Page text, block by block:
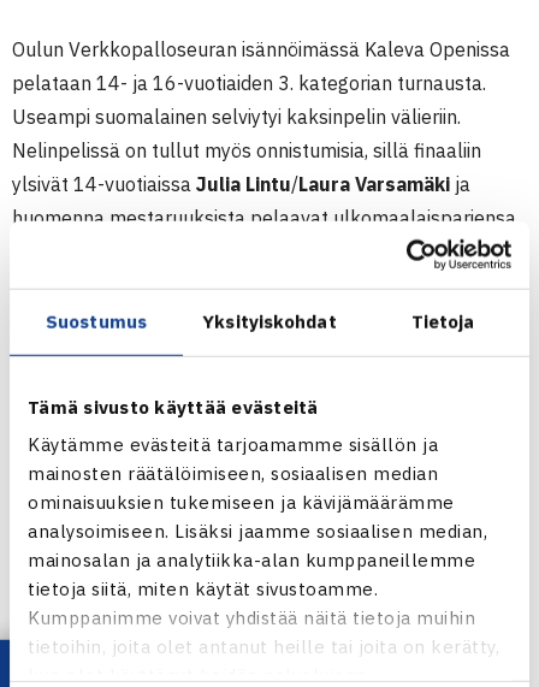
Suostumus Yksityiskohdat Tietoja
Tämä sivusto käyttää evästeitä
Käytämme evästeitä tarjoamamme sisällön ja
mainosten räätälöimiseen, sosiaalisen median
ominaisuuksien tukemiseen ja kävijämäärämme
analysoimiseen. Lisäksi jaamme sosiaalisen median,
mainosalan ja analytiikka-alan kumppaneillemme
tietoja siitä, miten käytät sivustoamme.
Kumppanimme voivat yhdistää näitä tietoja muihin
tietoihin, joita olet antanut heille tai joita on kerätty,
Oulun Verkkopalloseuran isännöimässä Kaleva Openissa
pelataan 14- ja 16-vuotiaiden 3. kategorian turnausta.
Useampi suomalainen selviytyi kaksinpelin välieriin.
Nelinpelissä on tullut myös onnistumisia, sillä finaaliin
ylsivät 14-vuotiaissa Julia Lintu/Laura Varsamäki ja
huomenna mestaruuksista pelaavat ulkomaalaispariensa
ja 16-vuotiaissa
Marissa Minetti.
Virossa puolestaan nähdään 12-vuotiaissa
Alopaeus pelaa myös nelinpelin turnausvoitosta yhdessä
Oskari Paldaniuksenkanssa. 16-vuotiaissa pyrkivät niin
ikäänAndreas Sillaste/Juho-Eric Bigss lopettamaan
turnauksen mestaruuspokaalin ilmaan nostamisella.
LUE LISÄÄ TURNAUKSISTA